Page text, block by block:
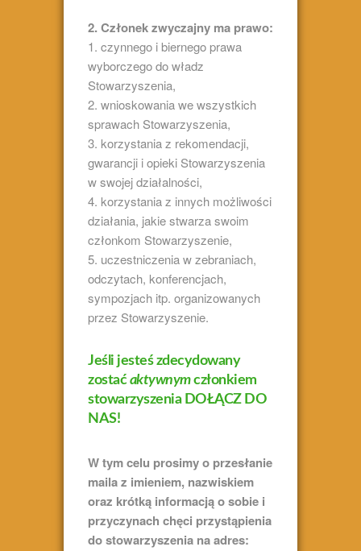
2. Członek zwyczajny ma prawo:
1. czynnego i biernego prawa
wyborczego do władz
Stowarzyszenia,
2. wnioskowania we wszystkich
sprawach Stowarzyszenia,
3. korzystania z rekomendacji,
gwarancji i opieki Stowarzyszenia
w swojej działalności,
4. korzystania z innych możliwości
działania, jakie stwarza swoim
członkom Stowarzyszenie,
5. uczestniczenia w zebraniach,
odczytach, konferencjach,
sympozjach itp. organizowanych
przez Stowarzyszenie.
Jeśli jesteś zdecydowany
zostaćaktywnymczłonkiem
stowarzyszenia DOŁĄCZ DO
NAS!
W tym celu prosimy o przesłanie
maila z imieniem, nazwiskiem
oraz krótką informacją o sobie i
przyczynach chęci przystąpienia
do stowarzyszenia na adres: